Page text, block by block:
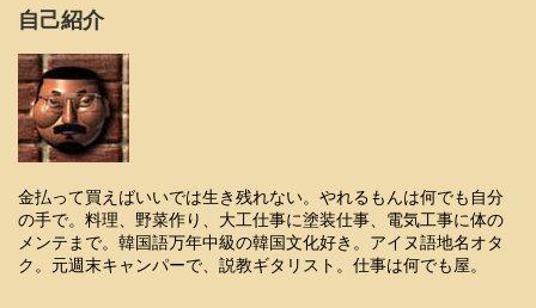
自己紹介
金払って買えばいいでは生き残れない。やれるもんは何でも自分
の手で。料理、野菜作り、大工仕事に塗装仕事、電気工事に体の
メンテまで。韓国語万年中級の韓国文化好き。アイヌ語地名オタ
ク。元週末キャンパーで、説教ギタリスト。仕事は何でも屋。